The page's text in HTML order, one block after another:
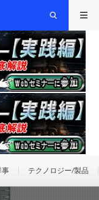
事 テクノロジー/製品